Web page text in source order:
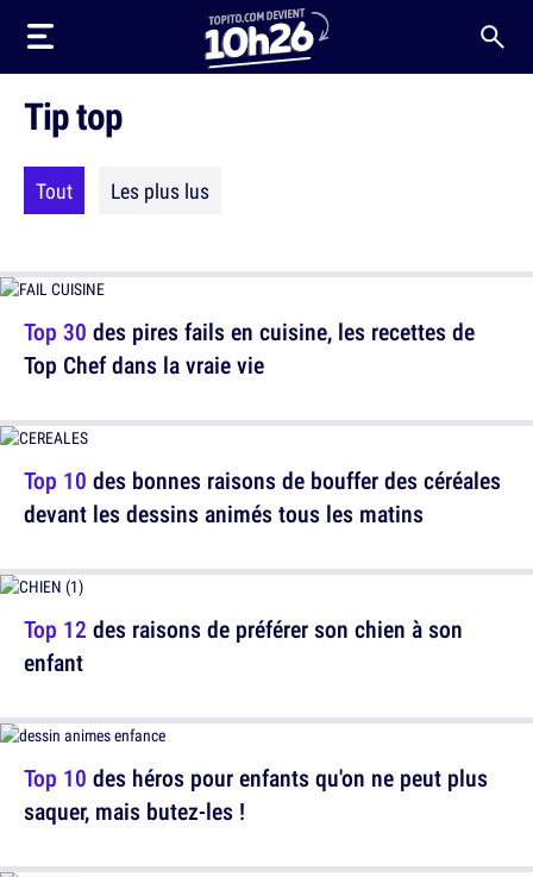
Tip top
Tout Les plus lus
Top 30 des pires fails en cuisine, les recettes de
Top Chef dans la vraie vie
Top 12 des raisons de préférer son chien à son
enfant
Top 10 des bonnes raisons de bouffer des céréales
devant les dessins animés tous les matins
Top 10 des héros pour enfants qu'on ne peut plus
saquer, mais butez-les !